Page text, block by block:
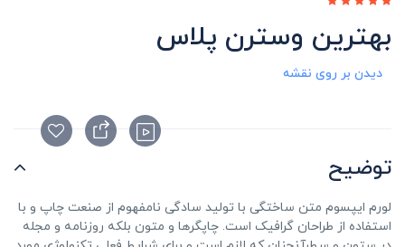
بهترین وسترن پلاس
دیدن بر روی نقشه
توضیح
لورم ایپسوم متن ساختگی با تولید سادگی نامفهوم از صنعت چاپ و با
استفاده از طراحان گرافیک است. چاپگرها و متون بلکه روزنامه و مجله